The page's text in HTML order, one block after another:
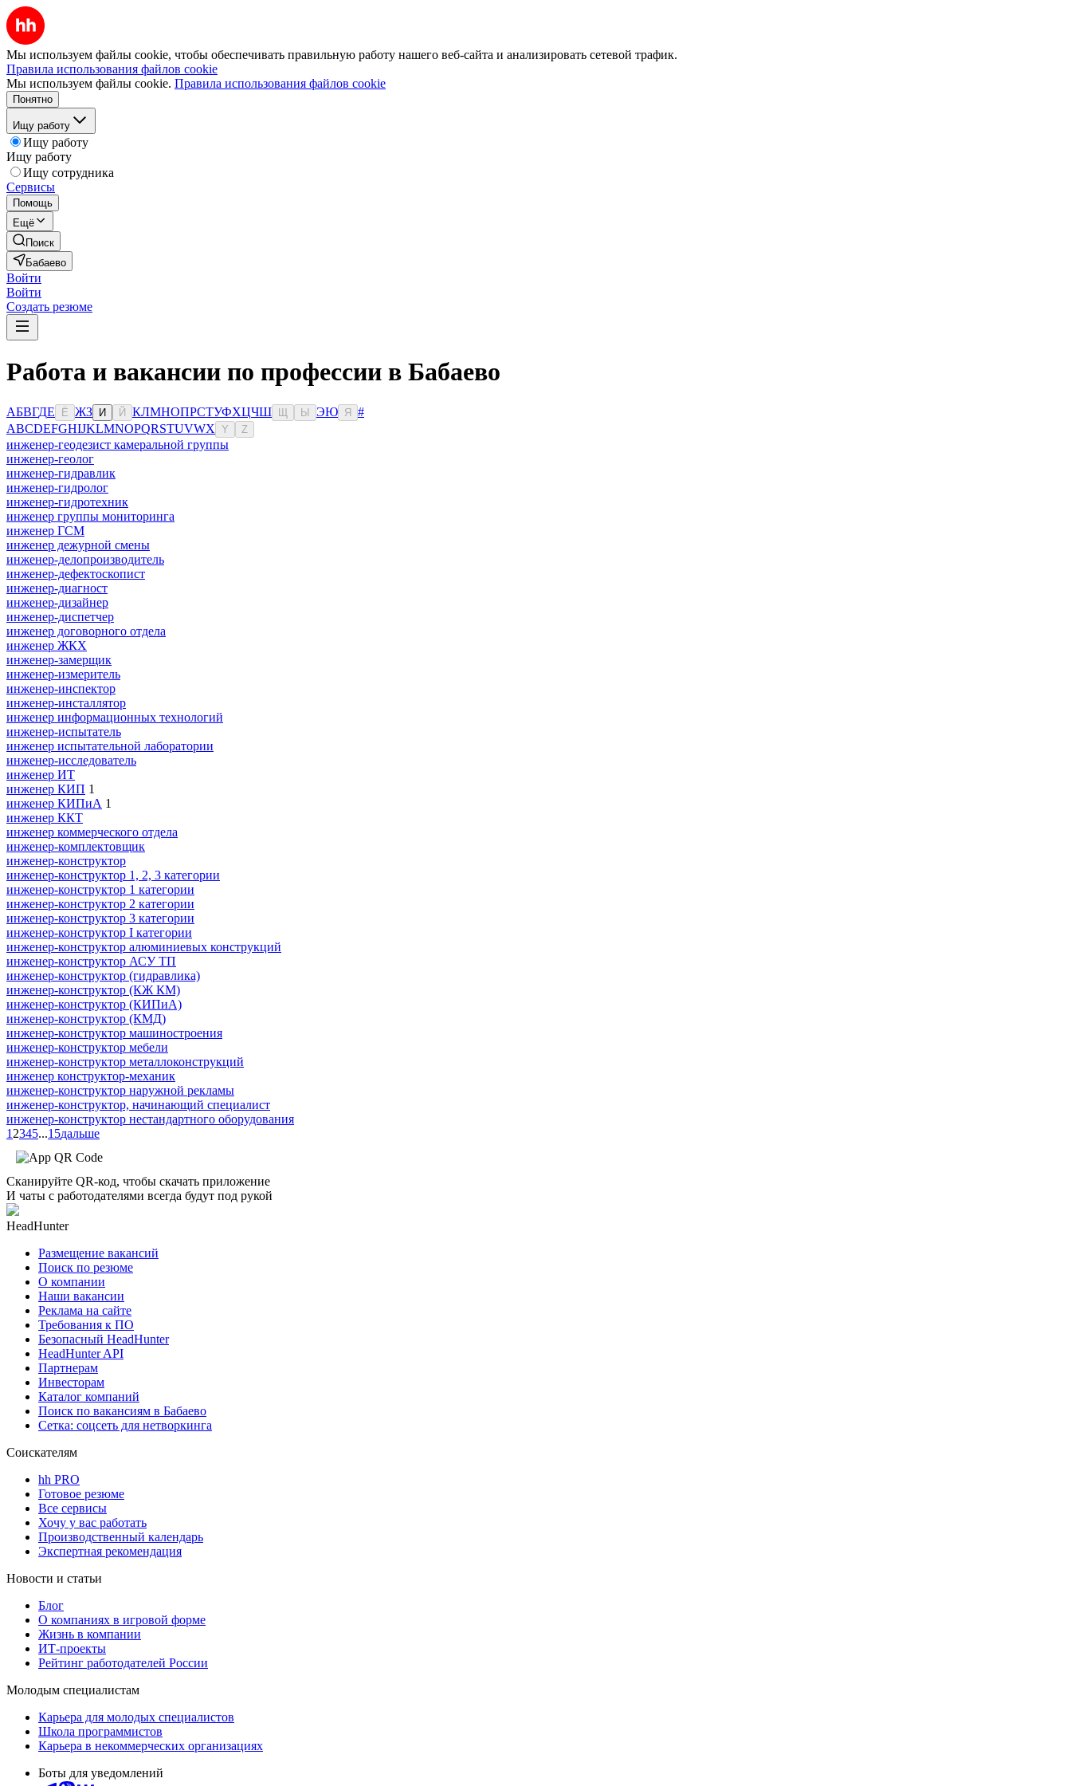
Мы используем файлы cookie, чтобы обеспечивать правильную работу нашего веб-сайта и анализировать сетевой трафик.
Правила использования файлов cookie
Мы используем файлы cookie. Правила использования файлов cookie
Понятно
Ищу работу
Ищу работу
Ищу работу
Ищу сотрудника
Сервисы
Помощь
Ещё
Поиск
Бабаево
Войти
Войти
Создать резюме
Работа и вакансии по профессии в Бабаево
АБВГДЕ Ё ЖЗ И Й КЛМНОПРСТУФХЦЧШ Ы ЭЮ Я
#
ABCDEFGHIJKLMNOPQRSTUVWX Y Z
инженер-геодезист камеральной группы
инженер-геолог
инженер-гидравлик
инженер-гидролог
инженер-гидротехник
инженер группы мониторинга
инженер ГСМ
инженер дежурной смены
инженер-делопроизводитель
инженер-дефектоскопист
инженер-диагност
инженер-дизайнер
инженер-диспетчер
инженер договорного отдела
инженер ЖКХ
инженер-замерщик
инженер-измеритель
инженер-инспектор
инженер-инсталлятор
инженер информационных технологий
инженер-испытатель
инженер испытательной лаборатории
инженер-исследователь
инженер ИТ
инженер КИП 1
инженер КИПиА 1
инженер ККТ
инженер коммерческого отдела
инженер-комплектовщик
инженер-конструктор
инженер-конструктор 1, 2, 3 категории
инженер-конструктор 1 категории
инженер-конструктор 2 категории
инженер-конструктор 3 категории
инженер-конструктор I категории
инженер-конструктор алюминиевых конструкций
инженер-конструктор АСУ ТП
инженер-конструктор (гидравлика)
инженер-конструктор (КЖ КМ)
инженер-конструктор (КИПиА)
инженер-конструктор (КМД)
инженер-конструктор машиностроения
инженер-конструктор мебели
инженер-конструктор металлоконструкций
инженер конструктор-механик
инженер-конструктор наружной рекламы
инженер-конструктор, начинающий специалист
инженер-конструктор нестандартного оборудования
1 2345...15дальше
Сканируйте QR-код, чтобы скачать приложение
И чаты с работодателями всегда будут под рукой
HeadHunter
Размещение вакансий
Поиск по резюме
О компании
Наши вакансии
Реклама на сайте
Требования к ПО
Безопасный HeadHunter
HeadHunter API
Партнерам
Инвесторам
Каталог компаний
Поиск по вакансиям в Бабаево
Сетка: соцсеть для нетворкинга
Соискателям
hh PRO
Готовое резюме
Все сервисы
Хочу у вас работать
Производственный календарь
Экспертная рекомендация
Новости и статьи
Блог
О компаниях в игровой форме
Жизнь в компании
ИТ-проекты
Рейтинг работодателей России
Молодым специалистам
Карьера для молодых специалистов
Школа программистов
Карьера в некоммерческих организациях
Боты для уведомлений